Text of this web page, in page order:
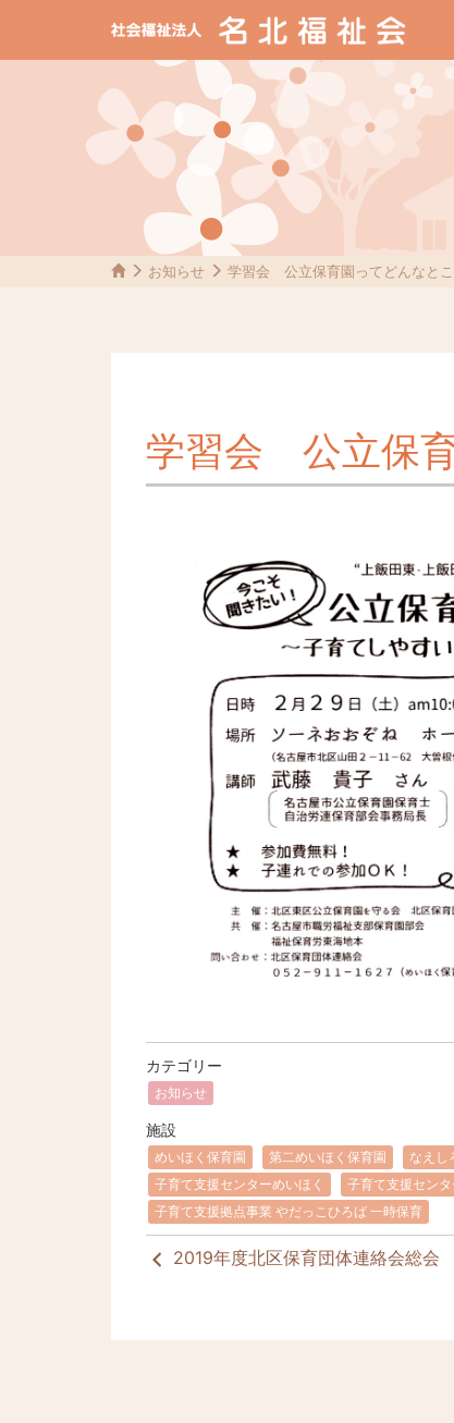
お知らせ 学習会 公立保育園ってどんなとこ
学習会 公立保
カテゴリー
お知らせ
施設
めいほく保育園 第二めいほく保育園 なえし
子育て支援センターめいほく
子育て支援セン
子育て支援拠点事業 やだっこひろば 一時保育
2019年度北区保育団体連絡会総会